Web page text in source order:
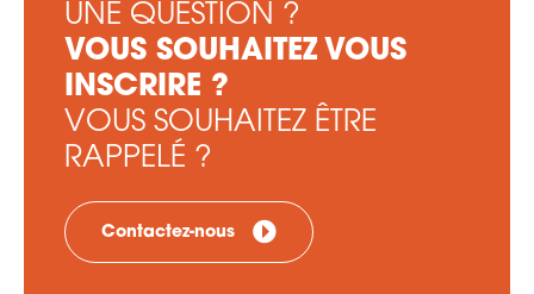
UNE QUESTION ?
VOUS SOUHAITEZ VOUS
INSCRIRE ?
VOUS SOUHAITEZ ÊTRE
RAPPELÉ ?
Contactez-nous